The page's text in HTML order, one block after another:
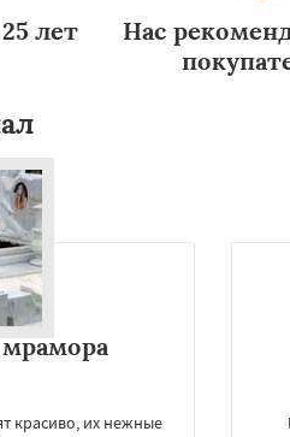
лет
Нас
красиво, их нежные